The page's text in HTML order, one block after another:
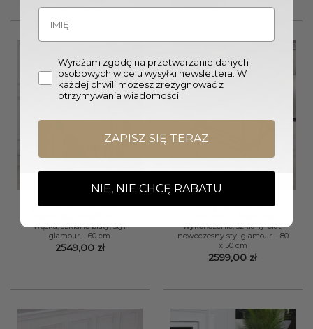
KONSOLA Elisse srebrny
stelaż ze stali nierdzewnej,
wąska, szklane blaty, styl
glamour – 60 cm
2549,00 zł
prostokątny, stelaż ze stali
wykończenie, szklany blat,
nowoczesny styl glamour – 80
x 50 cm
2599,00 zł
Wyrażam zgodę na przetwarzanie danych
osobowych w celu wysyłki newslettera. W
każdej chwili możesz zrezygnować z
otrzymywania wiadomości.
ZAPISZ SIĘ TERAZ
NIE, NIE CHCĘ RABATU